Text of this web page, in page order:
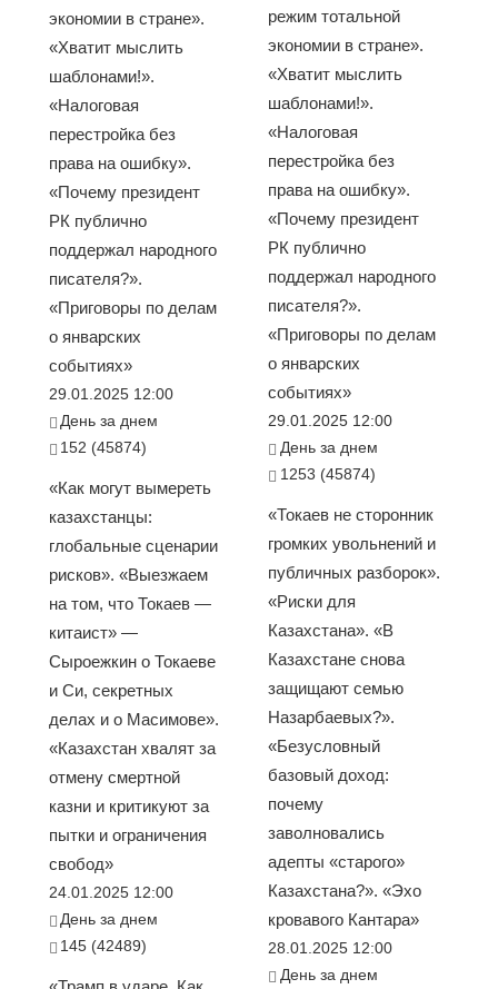
экономии в стране».
«Хватит мыслить
шаблонами!».
«Налоговая
перестройка без
права на ошибку».
«Почему президент
РК публично
поддержал народного
писателя?».
«Приговоры по делам
о январских
событиях»
29.01.2025 12:00
День за днем
152 (45874)
«Как могут вымереть
казахстанцы:
глобальные сценарии
рисков». «Выезжаем
на том, что Токаев —
китаист» —
Сыроежкин о Токаеве
и Си, секретных
делах и о Масимове».
«Казахстан хвалят за
отмену смертной
казни и критикуют за
пытки и ограничения
свобод»
24.01.2025 12:00
День за днем
145 (42489)
режим тотальной
экономии в стране».
«Хватит мыслить
шаблонами!».
«Налоговая
перестройка без
права на ошибку».
«Почему президент
РК публично
поддержал народного
писателя?».
«Приговоры по делам
о январских
событиях»
29.01.2025 12:00
День за днем
1253 (45874)
«Токаев не сторонник
громких увольнений и
публичных разборок».
«Риски для
Казахстана». «В
Казахстане снова
защищают семью
Назарбаевых?».
«Безусловный
базовый доход:
почему
заволновались
адепты «старого»
Казахстана?». «Эхо
кровавого Кантара»
28.01.2025 12:00
День за днем